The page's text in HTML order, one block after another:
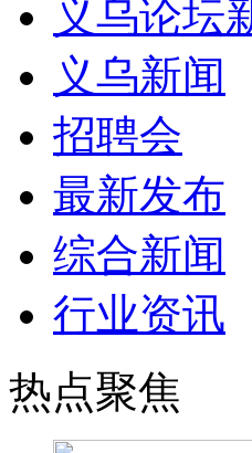
义乌论坛
义乌新闻
招聘会
最新发布
综合新闻
行业资讯
热点聚焦